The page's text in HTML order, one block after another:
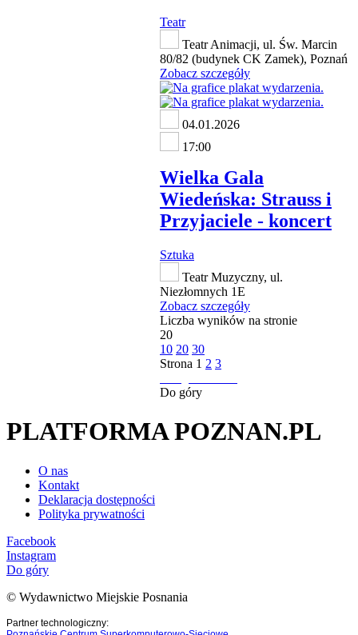
Teatr
Teatr Animacji, ul. Św. Marcin
80/82 (budynek CK Zamek), Poznań
Zobacz szczegóły
04.01.2026
17:00
Wielka Gala
Wiedeńska: Strauss i
Przyjaciele - koncert
Sztuka
Teatr Muzyczny, ul.
Niezłomnych 1E
Zobacz szczegóły
Liczba wyników na stronie
20
10 20 30
Strona 1 2 3
Do góry
PLATFORMA POZNAN.PL
O nas
Kontakt
Deklaracja dostępności
Polityka prywatności
Facebook
Instagram
Do góry
© Wydawnictwo Miejskie Posnania
Partner technologiczny: